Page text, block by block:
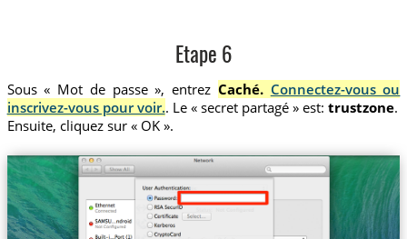
Etape 6
Sous « Mot de passe », entrez Caché. Connectez-vous ou
inscrivez-vous pour voir.. Le « secret partagé » est: trustzone.
Ensuite, cliquez sur « OK ».